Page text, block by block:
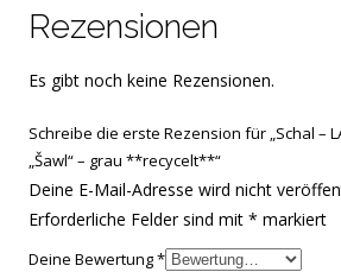
Rezensionen
Es gibt noch keine Rezensionen.
Schreibe die erste Rezension für „Schal –
„Šawl“ – grau **recycelt**“
Deine E-Mail-Adresse wird nicht
Erforderliche Felder sind mit* markiert
Deine Bewertung*